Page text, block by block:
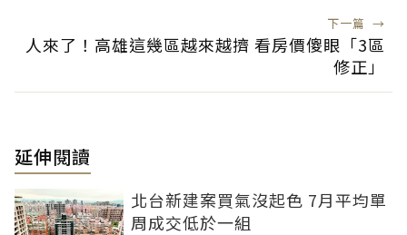
下一篇 →
人來了！高雄這幾區越來越擠 看房價傻眼「3區
修正」
延伸閱讀
北台新建案買氣沒起色 7月平均單
周成交低於一組